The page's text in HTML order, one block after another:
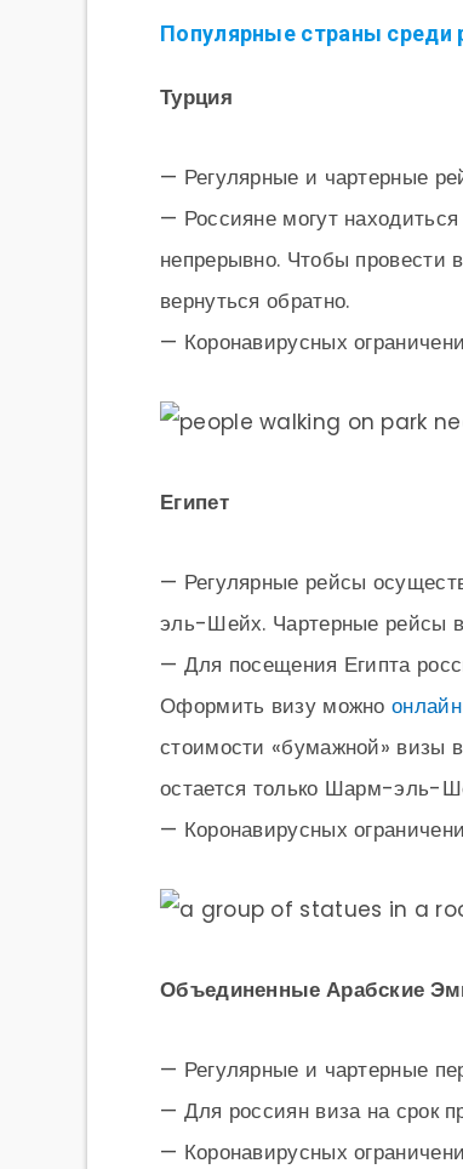
Популярные страны среди
Турция
— Регулярные и чартерные
— Россияне могут
непрерывно. Чтобы провести
вернуться обратно.
— Коронавирусных
Египет
— Регулярные рейсы
эль-Шейх. Чартерные рейсы
— Для посещения Египта
Оформить визу можноонлайн
стоимости «бумажной» визы
остается только Шарм-эль-
— Коронавирусных
Объединенные Арабские
— Регулярные и чартерные
— Для россиян виза на срок
— Коронавирусных